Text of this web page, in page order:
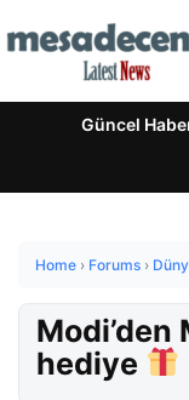
Güncel
Home › Forums ›
Modi’den
hediye